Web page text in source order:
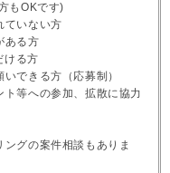
もOKです)
ていない方
ある方
ける方
できる方（応募制）
ト等への参加、拡散に協力
グの案件相談もありま